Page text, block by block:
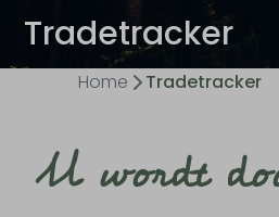
Tradetracker
Home Tradetracker
U wordt